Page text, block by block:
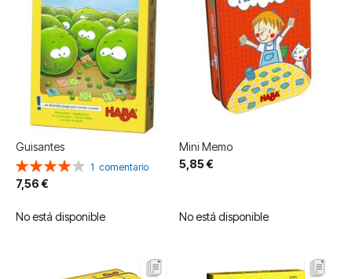
Guisantes
Valoración:
80%
1 comentario
7,56 €
No está disponible
Mini Memo
5,85 €
No está disponible